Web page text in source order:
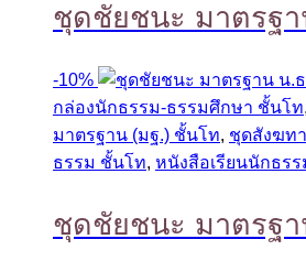
ชุดชัยชนะ มาตรฐ
-10%
กล่องนักธรรม-ธรรมศึกษา ชั้นโท,
มาตรฐาน (มฐ.) ชั้นโท, ชุดสังฆท
ธรรม ชั้นโท, หนังสือเรียนนักธร
ชุดชัยชนะ มาตรฐ